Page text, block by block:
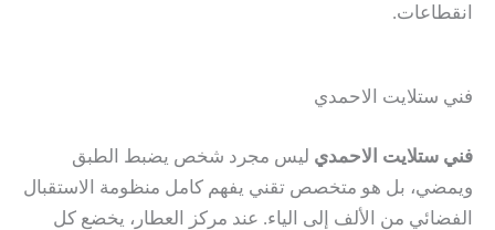
انقطاعات.
فني ستلايت الاحمدي
فني ستلايت الاحمدي ليس مجرد شخص يضبط الطبق
ويمضي، بل هو متخصص تقني يفهم كامل منظومة الاستقبال
الفضائي من الألف إلى الياء. عند مركز العطار، يخضع كل